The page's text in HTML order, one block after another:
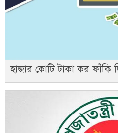
হাজার কোটি টাকা কর